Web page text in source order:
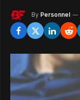
By Personnel